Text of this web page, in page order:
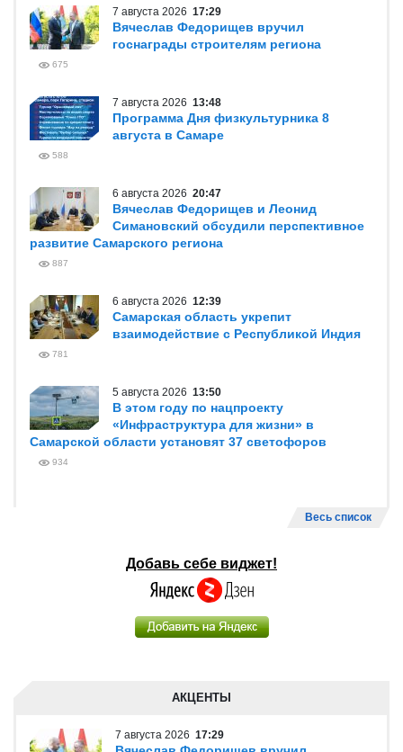
7 августа 2026 17:29
Вячеслав Федорищев вручил
госнаграды строителям региона
675
7 августа 2026 13:48
Программа Дня физкультурника 8
августа в Самаре
588
6 августа 2026 20:47
Вячеслав Федорищев и Леонид
Симановский обсудили перспективное
развитие Самарского региона
887
6 августа 2026 12:39
Самарская область укрепит
взаимодействие с Республикой Индия
781
5 августа 2026 13:50
В этом году по нацпроекту
«Инфраструктура для жизни» в
Самарской области установят 37 светофоров
934
Весь список
Добавь себе виджет!
АКЦЕНТЫ
7 августа 2026 17:29